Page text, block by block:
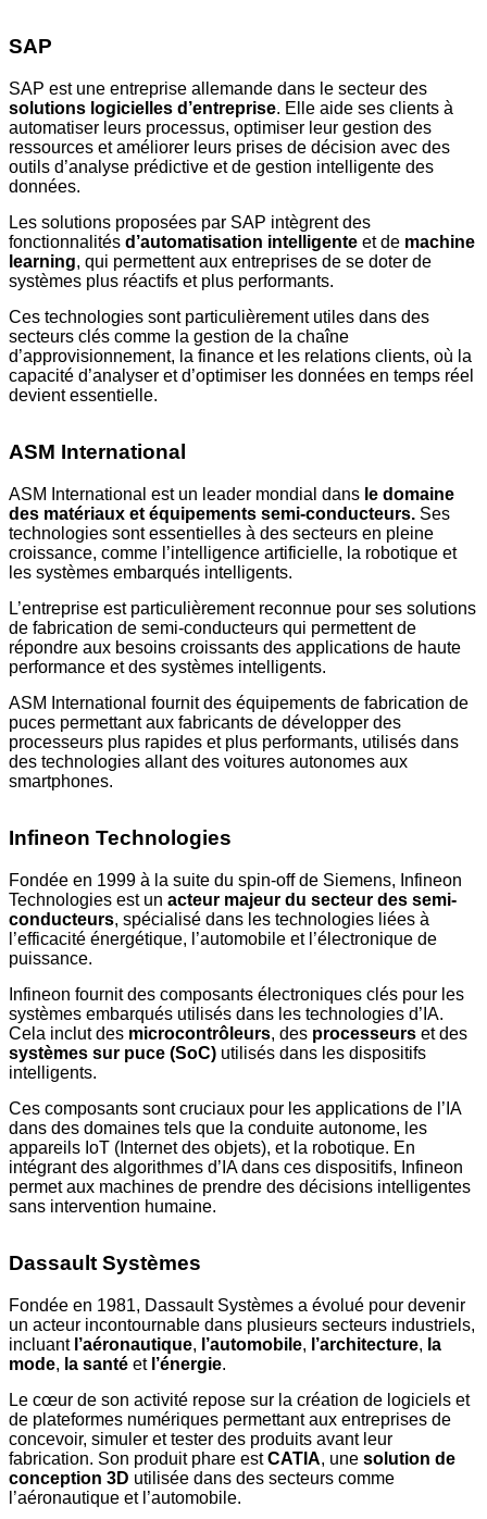
SAP
SAP est une entreprise allemande dans le secteur des
solutions logicielles d’entreprise. Elle aide ses clients à
automatiser leurs processus, optimiser leur gestion des
ressources et améliorer leurs prises de décision avec des
outils d’analyse prédictive et de gestion intelligente des
données.
Les solutions proposées par SAP intègrent des
fonctionnalités d’automatisation intelligente et de machine
learning, qui permettent aux entreprises de se doter de
systèmes plus réactifs et plus performants.
Ces technologies sont particulièrement utiles dans des
secteurs clés comme la gestion de la chaîne
d’approvisionnement, la finance et les relations clients, où la
capacité d’analyser et d’optimiser les données en temps réel
devient essentielle.
ASM International
ASM International est un leader mondial dans le domaine
des matériaux et équipements semi-conducteurs. Ses
technologies sont essentielles à des secteurs en pleine
croissance, comme l’intelligence artificielle, la robotique et
les systèmes embarqués intelligents.
L’entreprise est particulièrement reconnue pour ses solutions
de fabrication de semi-conducteurs qui permettent de
répondre aux besoins croissants des applications de haute
performance et des systèmes intelligents.
ASM International fournit des équipements de fabrication de
puces permettant aux fabricants de développer des
processeurs plus rapides et plus performants, utilisés dans
des technologies allant des voitures autonomes aux
smartphones.
Infineon Technologies
Fondée en 1999 à la suite du spin-off de Siemens, Infineon
Technologies est un acteur majeur du secteur des semi-
conducteurs, spécialisé dans les technologies liées à
l’efficacité énergétique, l’automobile et l’électronique de
puissance.
Infineon fournit des composants électroniques clés pour les
systèmes embarqués utilisés dans les technologies d’IA.
Cela inclut des microcontrôleurs, des processeurs et des
systèmes sur puce (SoC) utilisés dans les dispositifs
intelligents.
Ces composants sont cruciaux pour les applications de l’IA
dans des domaines tels que la conduite autonome, les
appareils IoT (Internet des objets), et la robotique. En
intégrant des algorithmes d’IA dans ces dispositifs, Infineon
permet aux machines de prendre des décisions intelligentes
sans intervention humaine.
Dassault Systèmes
Fondée en 1981, Dassault Systèmes a évolué pour devenir
un acteur incontournable dans plusieurs secteurs industriels,
incluant l’aéronautique, l’automobile, l’architecture, la
mode, la santé et l’énergie.
Le cœur de son activité repose sur la création de logiciels et
de plateformes numériques permettant aux entreprises de
concevoir, simuler et tester des produits avant leur
fabrication. Son produit phare estCATIA, une solution de
conception 3D utilisée dans des secteurs comme
l’aéronautique et l’automobile.